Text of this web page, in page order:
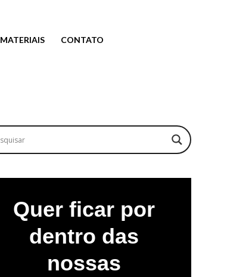
MATERIAIS CONTATO
Quer ficar por
dentro das
nossas